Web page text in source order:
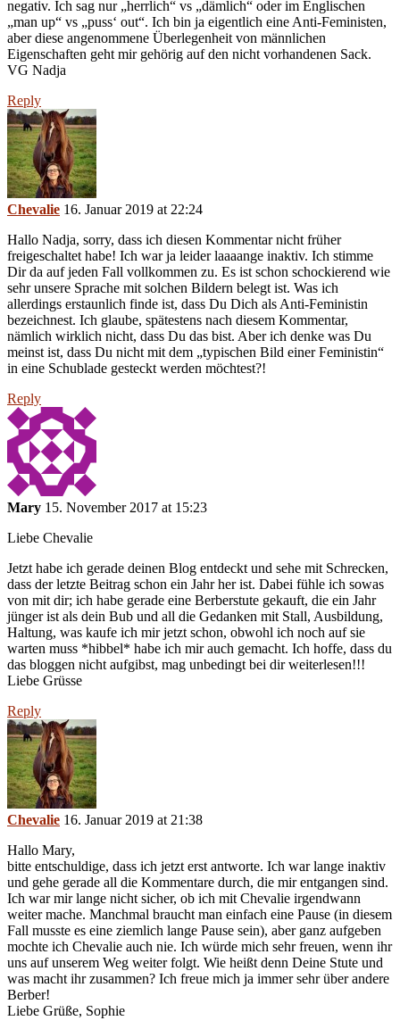
negativ. Ich sag nur „herrlich“ vs „dämlich“ oder im Englischen
„man up“ vs „puss‘ out“. Ich bin ja eigentlich eine Anti-Feministen,
aber diese angenommene Überlegenheit von männlichen
Eigenschaften geht mir gehörig auf den nicht vorhandenen Sack.
VG Nadja
Reply
Chevalie 16. Januar 2019 at 22:24
Hallo Nadja, sorry, dass ich diesen Kommentar nicht früher
freigeschaltet habe! Ich war ja leider laaaange inaktiv. Ich stimme
Dir da auf jeden Fall vollkommen zu. Es ist schon schockierend wie
sehr unsere Sprache mit solchen Bildern belegt ist. Was ich
allerdings erstaunlich finde ist, dass Du Dich als Anti-Feministin
bezeichnest. Ich glaube, spätestens nach diesem Kommentar,
nämlich wirklich nicht, dass Du das bist. Aber ich denke was Du
meinst ist, dass Du nicht mit dem „typischen Bild einer Feministin“
in eine Schublade gesteckt werden möchtest?!
Reply
Mary 15. November 2017 at 15:23
Liebe Chevalie
Jetzt habe ich gerade deinen Blog entdeckt und sehe mit Schrecken,
dass der letzte Beitrag schon ein Jahr her ist. Dabei fühle ich sowas
von mit dir; ich habe gerade eine Berberstute gekauft, die ein Jahr
jünger ist als dein Bub und all die Gedanken mit Stall, Ausbildung,
Haltung, was kaufe ich mir jetzt schon, obwohl ich noch auf sie
warten muss *hibbel* habe ich mir auch gemacht. Ich hoffe, dass du
das bloggen nicht aufgibst, mag unbedingt bei dir weiterlesen!!!
Liebe Grüsse
Reply
Chevalie 16. Januar 2019 at 21:38
Hallo Mary,
bitte entschuldige, dass ich jetzt erst antworte. Ich war lange inaktiv
und gehe gerade all die Kommentare durch, die mir entgangen sind.
Ich war mir lange nicht sicher, ob ich mit Chevalie irgendwann
weiter mache. Manchmal braucht man einfach eine Pause (in diesem
Fall musste es eine ziemlich lange Pause sein), aber ganz aufgeben
mochte ich Chevalie auch nie. Ich würde mich sehr freuen, wenn ihr
uns auf unserem Weg weiter folgt. Wie heißt denn Deine Stute und
was macht ihr zusammen? Ich freue mich ja immer sehr über andere
Berber!
Liebe Grüße, Sophie